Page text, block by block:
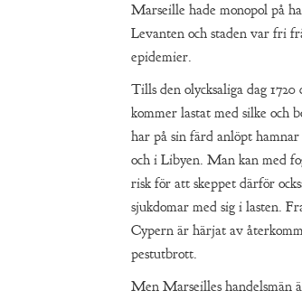
Marseille hade monopol på
Levanten och staden var fri
epidemier.
Tills den olycksaliga dag 1720
kommer lastat med silke och
har på sin färd anlöpt
och i Libyen. Man kan med
risk för att skeppet därför
sjukdomar med sig i lasten.
Cypern är härjat av
pestutbrott.
Men Marseilles handelsmän